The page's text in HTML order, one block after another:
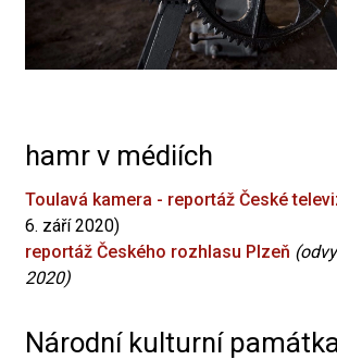
hamr v médiích
Toulavá kamera - reportáž České
6. září 2020)
reportáž Českého rozhlasu Plzeň
2020)
Národní kulturní